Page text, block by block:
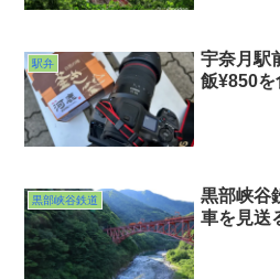
駅弁
宇奈月駅
飯¥850を
黒部峡谷鉄道
黒部峡谷
車を見送